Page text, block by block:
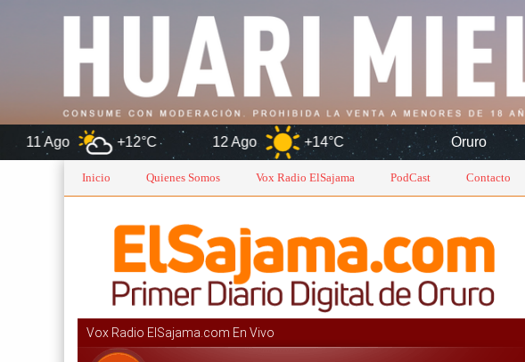
+12°C 12 Ago +14°C Oruro 6 Ago
Inicio Quienes Somos Vox Radio ElSajama PodCast Contacto